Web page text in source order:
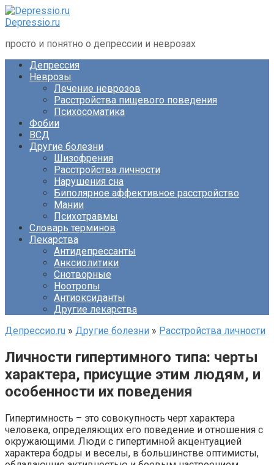
Перейти
к
Depressio.ru
просто и понятно о депрессии и неврозах
Депрессия
Неврозы
Лечение неврозов
Расстройства пищевого поведения
Психосоматика
Фобии
ВСД
Другие болезни
Шизофрения
Расстройства личности
Нарушения сна
Биполярное аффективное расстройство
Мании
Психотравмы
Словарь терминов
Лекарства
Антидепрессанты
Анксиолитики
Снотворные
Ноотропы
Антиоксиданты
Другие лекарства
Депрессио.ru » Другие болезни » Расстройства личности
Личности гипертимного типа: черты
характера, присущие этим людям, и
особенности их поведения
Гипертимность – это совокупность черт характера
человека, определяющих его поведение и отношения с
окружающими. Люди с гипертимной акцентуацией
характера бодры и веселы, в большинстве оптимисты,